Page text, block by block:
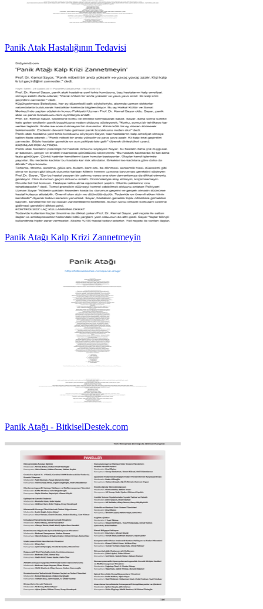
Panik Atak Hastalığının Tedavisi
Panik Atağı Kalp Krizi Zannetmeyin
Panik Atağı - BitkiselDestek.com